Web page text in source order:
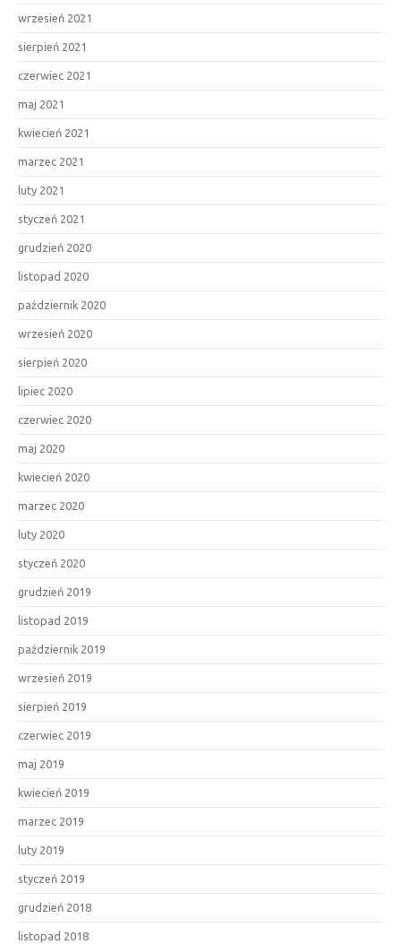
wrzesień 2021
sierpień 2021
czerwiec 2021
maj 2021
kwiecień 2021
marzec 2021
luty 2021
styczeń 2021
grudzień 2020
listopad 2020
październik 2020
wrzesień 2020
sierpień 2020
lipiec 2020
czerwiec 2020
maj 2020
kwiecień 2020
marzec 2020
luty 2020
styczeń 2020
grudzień 2019
listopad 2019
październik 2019
wrzesień 2019
sierpień 2019
czerwiec 2019
maj 2019
kwiecień 2019
marzec 2019
luty 2019
styczeń 2019
grudzień 2018
listopad 2018